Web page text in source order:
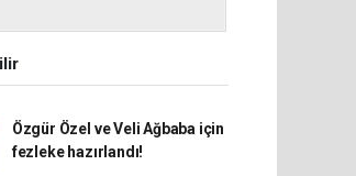
Özgür Özel ve Veli Ağbaba için
fezleke hazırlandı!